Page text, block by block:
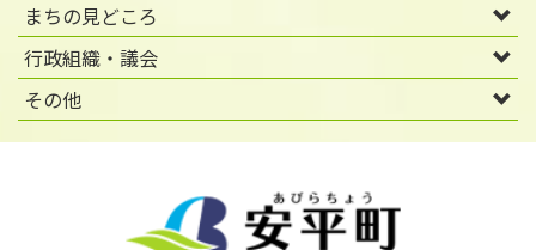
まちの見どころ
行政組織・議会
その他